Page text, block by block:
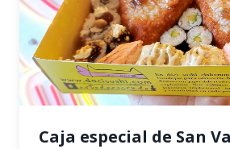
Caja especial de San